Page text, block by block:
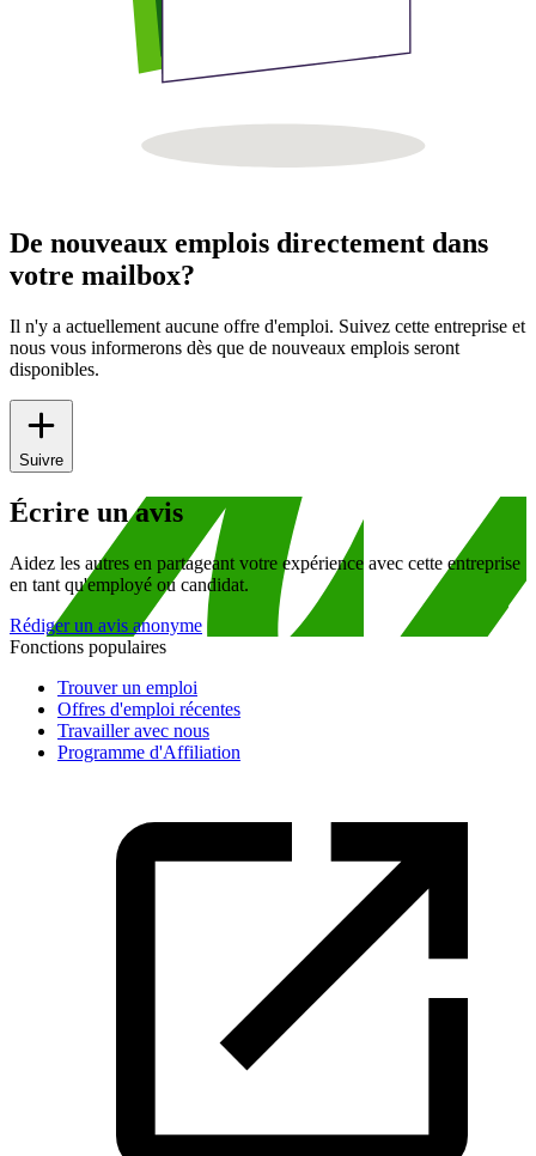
De nouveaux emplois directement dans
votre mailbox?
Il n'y a actuellement aucune offre d'emploi. Suivez cette entreprise et
nous vous informerons dès que de nouveaux emplois seront
disponibles.
Suivre
Écrire un avis
Aidez les autres en partageant votre expérience avec cette entreprise
en tant qu'employé ou candidat.
Rédiger un avis anonyme
Fonctions populaires
Trouver un emploi
Offres d'emploi récentes
Travailler avec nous
Programme d'Affiliation